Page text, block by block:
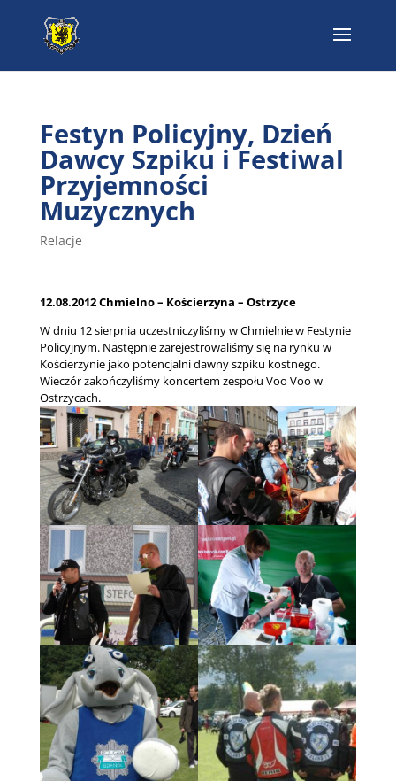
Festyn Policyjny, Dzień
Dawcy Szpiku i Festiwal
Przyjemności
Muzycznych
Relacje
12.08.2012 Chmielno – Kościerzyna – Ostrzyce
W dniu 12 sierpnia uczestniczyliśmy w Chmielnie w Festynie
Policyjnym. Następnie zarejestrowaliśmy się na rynku w
Kościerzynie jako potencjalni dawny szpiku kostnego.
Wieczór zakończyliśmy koncertem zespołu Voo Voo w
Ostrzycach.